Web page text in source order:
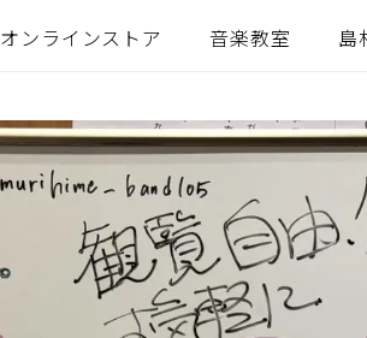
オンラインストア 音楽教室 島